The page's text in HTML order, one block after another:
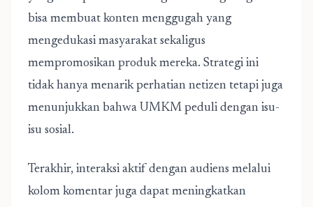
bisa membuat konten menggugah yang
mengedukasi masyarakat sekaligus
mempromosikan produk mereka. Strategi ini
tidak hanya menarik perhatian netizen tetapi juga
menunjukkan bahwa UMKM peduli dengan isu-
isu sosial.
Terakhir, interaksi aktif dengan audiens melalui
kolom komentar juga dapat meningkatkan